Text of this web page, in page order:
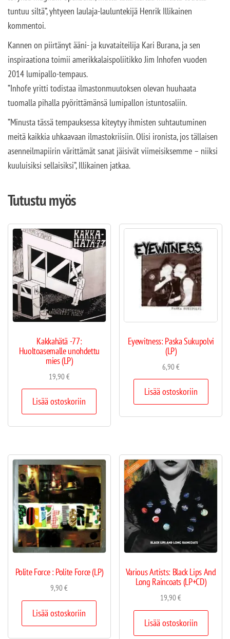
tuntuu siltä”, yhtyeen laulaja-lauluntekijä Henrik Illikainen
kommentoi.
Kannen on piirtänyt ääni- ja kuvataiteilija Kari Burana, ja sen
inspiraationa toimii amerikkalaispoliitikko Jim Inhofen vuoden
2014 lumipallo-tempaus.
”Inhofe yritti todistaa ilmastonmuutoksen olevan huuhaata
tuomalla pihalla pyörittämänsä lumipallon istuntosaliin.
”Minusta tässä tempauksessa kiteytyy ihmisten suhtautuminen
meitä kaikkia uhkaavaan ilmastokriisiin. Olisi ironista, jos tällaisen
asenneilmapiirin värittämät sanat jäisivät viimeisiksemme – niiksi
kuuluisiksi sellaisiksi”, Illikainen jatkaa.
Tutustu myös
Kakkahätä -77:
Huoltoasemalle unohdettu
mies (LP)
19,90€
Lisää ostoskoriin
Eyewitness: Paska Sukupolvi
(LP)
6,90€
Lisää ostoskoriin
Polite Force : Polite Force (LP)
9,90€
Lisää ostoskoriin
Various Artists: Black Lips And
Long Raincoats (LP+CD)
19,90€
Lisää ostoskoriin